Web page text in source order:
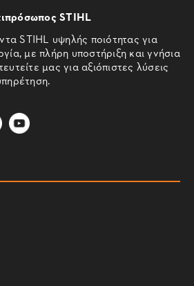
STIHL
STIHL υψηλής ποιότητας για
με πλήρη υποστήριξη και γνήσια
μας για αξιόπιστες λύσεις